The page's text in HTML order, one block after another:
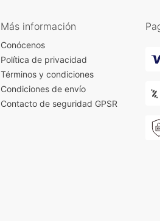
Más información
Conócenos
Política de privacidad
Términos y condiciones
Condiciones de envío
Contacto de seguridad GPSR